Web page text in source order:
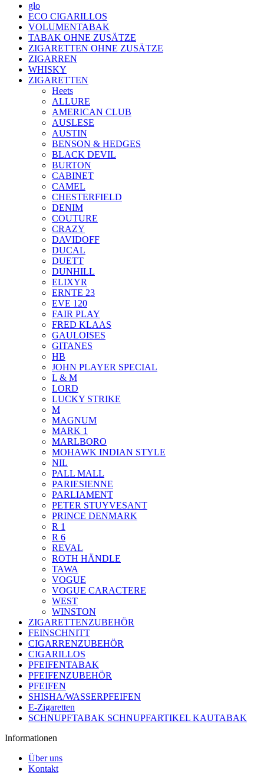
glo
ECO CIGARILLOS
VOLUMENTABAK
TABAK OHNE ZUSÄTZE
ZIGARETTEN OHNE ZUSÄTZE
ZIGARREN
WHISKY
ZIGARETTEN
Heets
ALLURE
AMERICAN CLUB
AUSLESE
AUSTIN
BENSON & HEDGES
BLACK DEVIL
BURTON
CABINET
CAMEL
CHESTERFIELD
DENIM
COUTURE
CRAZY
DAVIDOFF
DUCAL
DUETT
DUNHILL
ELIXYR
ERNTE 23
EVE 120
FAIR PLAY
FRED KLAAS
GAULOISES
GITANES
HB
JOHN PLAYER SPECIAL
L & M
LORD
LUCKY STRIKE
M
MAGNUM
MARK 1
MARLBORO
MOHAWK INDIAN STYLE
NIL
PALL MALL
PARIESIENNE
PARLIAMENT
PETER STUYVESANT
PRINCE DENMARK
R 1
R 6
REVAL
ROTH HÄNDLE
TAWA
VOGUE
VOGUE CARACTERE
WEST
WINSTON
ZIGARETTENZUBEHÖR
FEINSCHNITT
CIGARRENZUBEHÖR
CIGARILLOS
PFEIFENTABAK
PFEIFENZUBEHÖR
PFEIFEN
SHISHA/WASSERPFEIFEN
E-Zigaretten
SCHNUPFTABAK SCHNUPFARTIKEL KAUTABAK
Informationen
Über uns
Kontakt